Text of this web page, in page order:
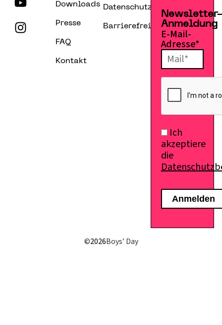
Downloads
Presse
FAQ
Kontakt
Datenschutzerklärung
Barrierefreiheitserklärung
Anmeldung
E-Mail-
Adresse*
Ich
akzeptiere
die
©2026Boys’ Day